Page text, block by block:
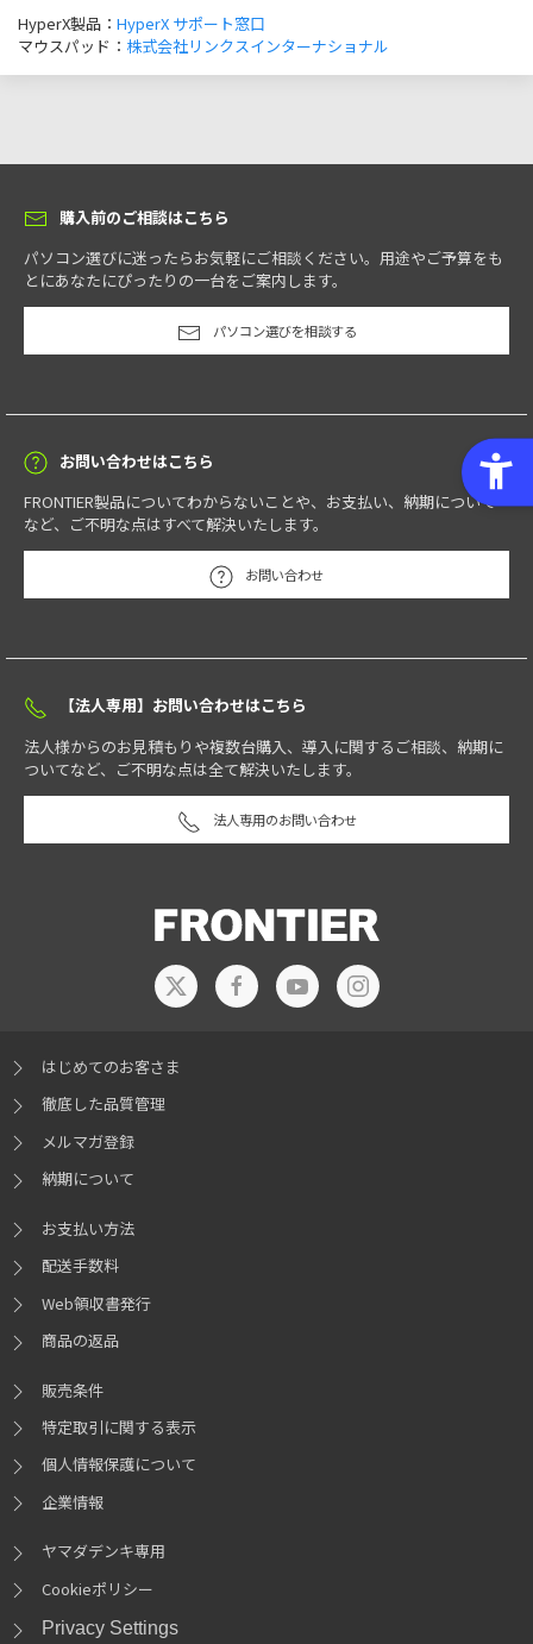
HyperX製品： HyperX サポート窓口
マウスパッド： 株式会社リンクスインターナショナル
購入前のご相談はこちら
パソコン選びに迷ったらお気軽にご相談ください。用途やご予算をも
とにあなたにぴったりの一台をご案内します。
パソコン選びを相談する
お問い合わせはこちら
FRONTIER製品についてわからないことや、お支払い、納期について
など、ご不明な点はすべて解決いたします。
お問い合わせ
【法人専用】お問い合わせはこちら
法人様からのお見積もりや複数台購入、導入に関するご相談、納期に
ついてなど、ご不明な点は全て解決いたします。
法人専用のお問い合わせ
はじめてのお客さま
徹底した品質管理
メルマガ登録
納期について
お支払い方法
配送手数料
Web領収書発行
商品の返品
販売条件
特定取引に関する表示
個人情報保護について
企業情報
ヤマダデンキ専用
Cookieポリシー
Privacy Settings